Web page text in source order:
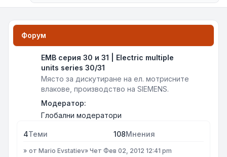
Форум
ЕМВ серия 30 и 31 | Electric multiple
units series 30/31
Място за дискутиране на ел. мотрисните
влакове, производство на SIEMENS.
Модератор:
Глобални модератори
4Теми 108Мнения
от Mario Evstatiev» Чет Фев 02, 2012 12:41 pm